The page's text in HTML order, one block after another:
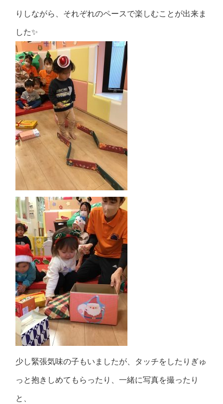
りしながら、それぞれのペースで楽しむことが出来ま
した✨
少し緊張気味の子もいましたが、タッチをしたりぎゅ
っと抱きしめてもらったり、一緒に写真を撮ったり
と、